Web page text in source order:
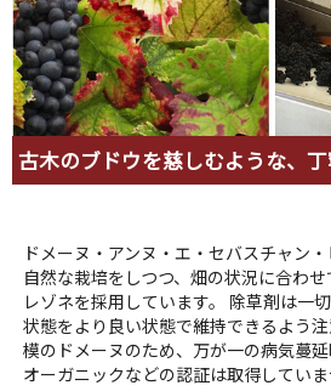
古木のブドウを慈しむような、
ドメーヌ・アンヌ・エ・セバスチャン
自然な栽培をしつつ、畑の状況に合わ
レゾネを採用しています。 除草剤は一
状態をより良い状態で維持できるよう
模のドメーヌのため、万が一の病気蔓
オーガニックなどの認証は取得していま